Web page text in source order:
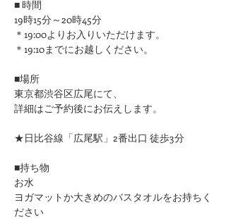
■ 時間
19時15分～20時45分
＊19:00よりお入りいただけます。
＊19:10までにお越しください。
■場所
東京都渋谷区広尾にて、
詳細はご予約後にお伝えします。
★日比谷線「広尾駅」2番出口 徒歩3分
■持ち物
お水
ヨガマットか大きめのバスタオルをお持ちく
ださい